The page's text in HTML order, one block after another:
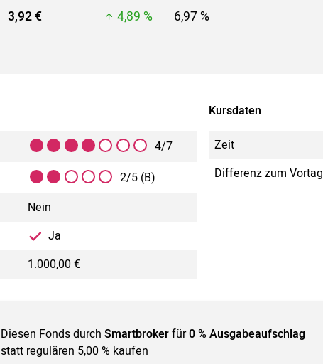
3,92 € 4,89 % 6,97 %
4/7
2/5 (B)
Nein
Ja
1.000,00 €
Kursdaten
Zeit
Differenz zum Vortag
Diesen Fonds durchSmartbrokerfür0 % Ausgabeaufschlag
statt regulären 5,00 % kaufen